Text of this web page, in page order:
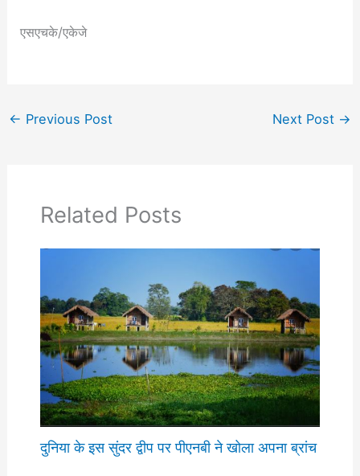
एसएचके/एकेजे
← Previous Post Next Post →
Related Posts
दुनिया के इस सुंदर द्वीप पर पीएनबी ने खोला अपना ब्रांच